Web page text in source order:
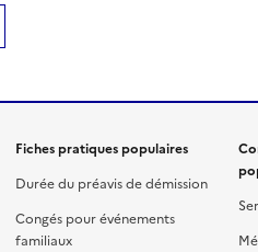
Fiches pratiques populaires
Durée du préavis de démission
Congés pour événements
familiaux